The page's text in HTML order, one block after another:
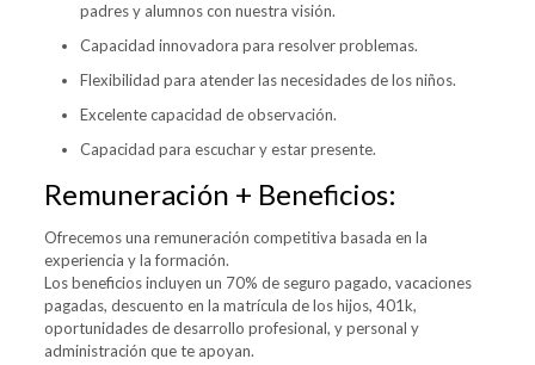
padres y alumnos con nuestra visión.
Capacidad innovadora para resolver problemas.
Flexibilidad para atender las necesidades de los niños.
Excelente capacidad de observación.
Capacidad para escuchar y estar presente.
Remuneración + Beneficios:
Ofrecemos una remuneración competitiva basada en la
experiencia y la formación.
Los beneficios incluyen un 70% de seguro pagado, vacaciones
pagadas, descuento en la matrícula de los hijos, 401k,
oportunidades de desarrollo profesional, y personal y
administración que te apoyan.